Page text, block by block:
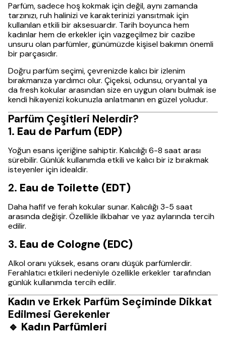
Parfüm, sadece hoş kokmak için değil, aynı zamanda
tarzınızı, ruh halinizi ve karakterinizi yansıtmak için
kullanılan etkili bir aksesuardır. Tarih boyunca hem
kadınlar hem de erkekler için vazgeçilmez bir cazibe
unsuru olan parfümler, günümüzde kişisel bakımın önemli
bir parçasıdır.
Doğru parfüm seçimi, çevrenizde kalıcı bir izlenim
bırakmanıza yardımcı olur. Çiçeksi, odunsu, oryantal ya
da fresh kokular arasından size en uygun olanı bulmak ise
kendi hikayenizi kokunuzla anlatmanın en güzel yoludur.
Parfüm Çeşitleri Nelerdir?
1. Eau de Parfum (EDP)
Yoğun esans içeriğine sahiptir. Kalıcılığı 6-8 saat arası
sürebilir. Günlük kullanımda etkili ve kalıcı bir iz bırakmak
isteyenler için idealdir.
2. Eau de Toilette (EDT)
Daha hafif ve ferah kokular sunar. Kalıcılığı 3-5 saat
arasında değişir. Özellikle ilkbahar ve yaz aylarında tercih
edilir.
3. Eau de Cologne (EDC)
Alkol oranı yüksek, esans oranı düşük parfümlerdir.
Ferahlatıcı etkileri nedeniyle özellikle erkekler tarafından
günlük kullanımda tercih edilir.
Kadın ve Erkek Parfüm Seçiminde Dikkat
Edilmesi Gerekenler
🔹 Kadın Parfümleri